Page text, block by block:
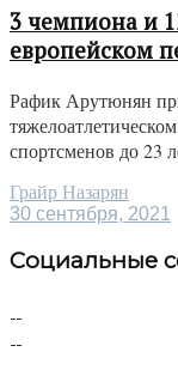
3 чемпиона и
европейском
Рафик Арутюнян
спортсменов до 23
Грайр Назарян
30 сентября, 2021
Социальные